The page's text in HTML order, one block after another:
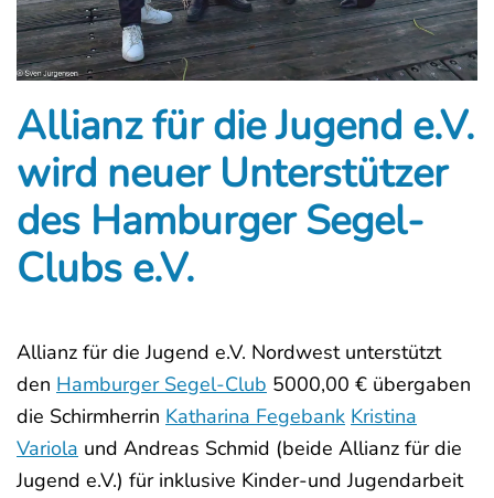
Allianz für die Jugend e.V.
wird neuer Unterstützer
des Hamburger Segel-
Clubs e.V.
Allianz für die Jugend e.V. Nordwest unterstützt
den Hamburger Segel-Club 5000,00 € übergaben
die Schirmherrin Katharina Fegebank Kristina
Variola und Andreas Schmid (beide Allianz für die
Jugend e.V.) für inklusive Kinder-und Jugendarbeit